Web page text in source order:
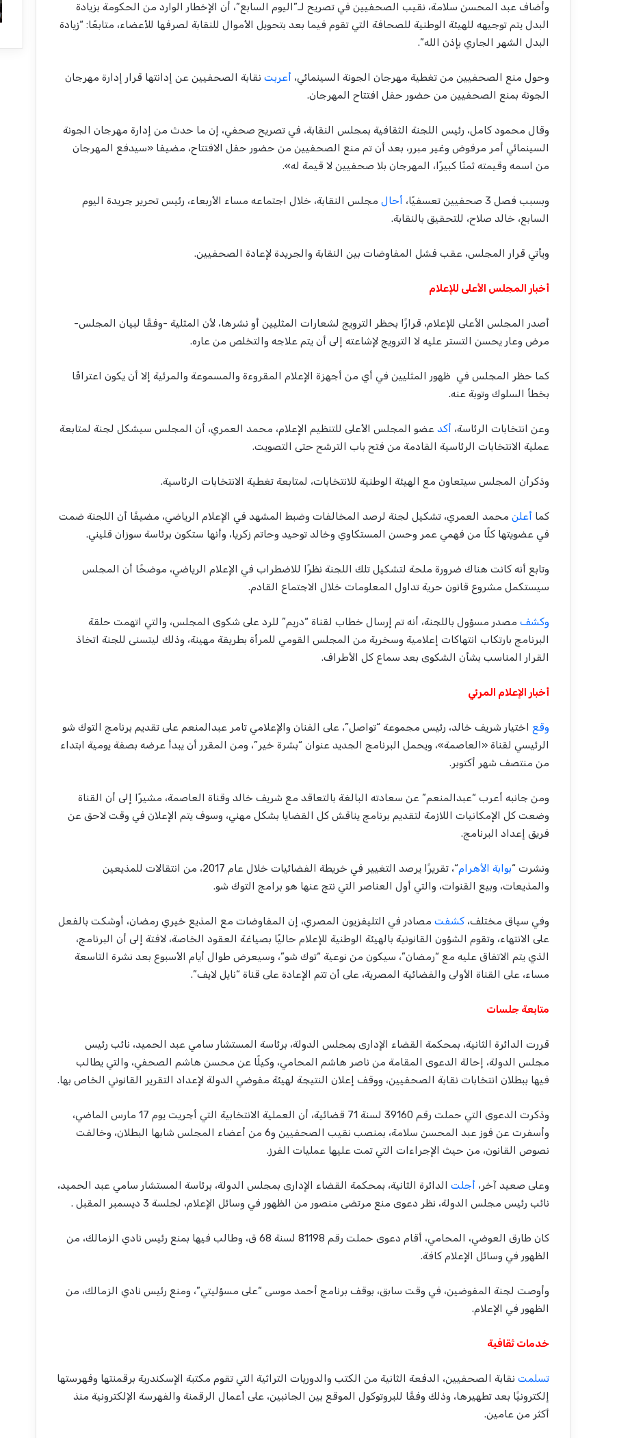
وأضاف عبد المحسن سلامة، نقيب الصحفيين في تصريح لـ”اليوم السابع”، أن الإخطار الوارد من الحكومة بزيادة
البدل يتم توجيهه للهيئة الوطنية للصحافة التي تقوم فيما بعد بتحويل الأموال للنقابة لصرفها للأعضاء، متابعًا: “زيادة
البدل الشهر الجاري بإذن الله”.
وحول منع الصحفيين من تغطية مهرجان الجونة السينمائي، أعربت نقابة الصحفيين عن إدانتها قرار إدارة مهرجان
الجونة بمنع الصحفيين من حضور حفل افتتاح المهرجان.
وقال محمود كامل، رئيس اللجنة الثقافية بمجلس النقابة، في تصريح صحفي، إن ما حدث من إدارة مهرجان الجونة
السينمائي أمر مرفوض وغير مبرر، بعد أن تم منع الصحفيين من حضور حفل الافتتاح، مضيفا «سيدفع المهرجان
من اسمه وقيمته ثمنًا كبيرًا، المهرجان بلا صحفيين لا قيمة له».
وبسبب فصل 3 صحفيين تعسفيًا، أحال مجلس النقابة، خلال اجتماعه مساء الأربعاء، رئيس تحرير جريدة اليوم
السابع، خالد صلاح، للتحقيق بالنقابة.
ويأتي قرار المجلس، عقب فشل المفاوضات بين النقابة والجريدة لإعادة الصحفيين.
أخبار المجلس الأعلى للإعلام
أصدر المجلس الأعلى للإعلام، قرارًا بحظر الترويج لشعارات المثليين أو نشرها، لأن المثلية -وفقًا لبيان المجلس-
مرض وعار يحسن التستر عليه لا الترويج لإشاعته إلى أن يتم علاجه والتخلص من عاره.
كما حظر المجلس في ظهور المثليين في أي من أجهزة الإعلام المقروءة والمسموعة والمرئية إلا أن يكون اعترافًا
بخطأ السلوك وتوبة عنه.
وعن انتخابات الرئاسة، أكد عضو المجلس الأعلى للتنظيم الإعلام، محمد العمري، أن المجلس سيشكل لجنة لمتابعة
عملية الانتخابات الرئاسية القادمة من فتح باب الترشح حتى التصويت.
وذكرأن المجلس سيتعاون مع الهيئة الوطنية للانتخابات، لمتابعة تغطية الانتخابات الرئاسية.
كما أعلن محمد العمري، تشكيل لجنة لرصد المخالفات وضبط المشهد في الإعلام الرياضي، مضيفًا أن اللجنة ضمت
في عضويتها كلًا من فهمي عمر وحسن المستكاوي وخالد توحيد وحاتم زكريا، وأنها ستكون برئاسة سوزان قليني.
وتابع أنه كانت هناك ضرورة ملحة لتشكيل تلك اللجنة نظرًا للاضطراب في الإعلام الرياضي، موضحًا أن المجلس
سيستكمل مشروع قانون حرية تداول المعلومات خلال الاجتماع القادم.
وكشف مصدر مسؤول باللجنة، أنه تم إرسال خطاب لقناة “دريم” للرد على شكوى المجلس، والتي اتهمت حلقة
البرنامج بارتكاب انتهاكات إعلامية وسخرية من المجلس القومي للمرأة بطريقة مهينة، وذلك ليتسنى للجنة اتخاذ
القرار المناسب بشأن الشكوى بعد سماع كل الأطراف.
أخبار الإعلام المرئي
وقع اختيار شريف خالد، رئيس مجموعة “تواصل”، على الفنان والإعلامي تامر عبدالمنعم على تقديم برنامج التوك شو
الرئيسي لقناة «العاصمة»، ويحمل البرنامج الجديد عنوان “بشرة خير”، ومن المقرر أن يبدأ عرضه بصفة يومية ابتداء
من منتصف شهر أكتوبر.
ومن جانبه أعرب “عبدالمنعم” عن سعادته البالغة بالتعاقد مع شريف خالد وقناة العاصمة، مشيرًا إلى أن القناة
وضعت كل الإمكانيات اللازمة لتقديم برنامج يناقش كل القضايا بشكل مهني، وسوف يتم الإعلان في وقت لاحق عن
فريق إعداد البرنامج.
ونشرت “بوابة الأهرام
“، تقريرًا يرصد التغيير في خريطة الفضائيات خلال عام 2017، من انتقالات للمذيعين
والمذيعات، وبيع القنوات، والتي أول العناصر التي نتج عنها هو برامج التوك شو.
وفي سياق مختلف، كشفت مصادر في التليفزيون المصري، إن المفاوضات مع المذيع خيري رمضان، أوشكت بالفعل
على الانتهاء، وتقوم الشؤون القانونية بالهيئة الوطنية للإعلام حاليًا بصياغة العقود الخاصة، لافتة إلى أن البرنامج،
الذي يتم الاتفاق عليه مع “رمضان”، سيكون من نوعية “توك شو”، وسيعرض طوال أيام الأسبوع بعد نشرة التاسعة
مساء، على القناة الأولى والفضائية المصرية، على أن تتم الإعادة على قناة “نايل لايف”.
متابعة جلسات
قررت الدائرة الثانية، بمحكمة القضاء الإدارى بمجلس الدولة، برئاسة المستشار سامي عبد الحميد، نائب رئيس
مجلس الدولة، إحالة الدعوى المقامة من ناصر هاشم المحامي، وكيلًا عن محسن هاشم الصحفي، والتي يطالب
فيها ببطلان انتخابات نقابة الصحفيين، ووقف إعلان النتيجة لهيئة مفوضي الدولة لإعداد التقرير القانوني الخاص بها.
وذكرت الدعوى التي حملت رقم 39160 لسنة 71 قضائية، أن العملية الانتخابية التي أجريت يوم 17 مارس الماضي،
وأسفرت عن فوز عبد المحسن سلامة، بمنصب نقيب الصحفيين و6 من أعضاء المجلس شابها البطلان، وخالفت
نصوص القانون، من حيث الإجراءات التي تمت عليها عمليات الفرز.
وعلى صعيد آخر، أجلت الدائرة الثانية، بمحكمة القضاء الإدارى بمجلس الدولة، برئاسة المستشار سامي عبد الحميد،
نائب رئيس مجلس الدولة، نظر دعوى منع مرتضى منصور من الظهور في وسائل الإعلام، لجلسة 3 ديسمبر المقبل .
كان طارق العوضي، المحامي، أقام دعوى حملت رقم 81198 لسنة 68 ق، وطالب فيها بمنع رئيس نادي الزمالك، من
الظهور في وسائل الإعلام كافة.
وأوصت لجنة المفوضين، في وقت سابق، بوقف برنامج أحمد موسى “على مسؤليتي”، ومنع رئيس نادي الزمالك، من
الظهور في الإعلام.
خدمات ثقافية
تسلمت نقابة الصحفيين، الدفعة الثانية من الكتب والدوريات التراثية التي تقوم مكتبة الإسكندرية برقمنتها وفهرستها
إلكترونيًا بعد تطهيرها، وذلك وفقًا للبروتوكول الموقع بين الجانبين، على أعمال الرقمنة والفهرسة الإلكترونية منذ
أكثر من عامين.